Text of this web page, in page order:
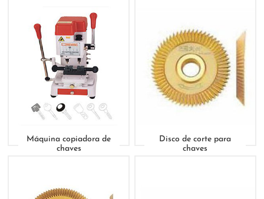
Máquina copiadora de
chaves
Disco de corte para
chaves